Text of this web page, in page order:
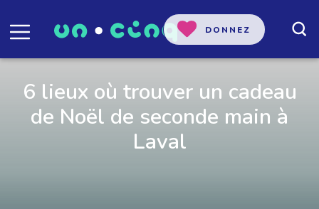
DONNEZ
6 lieux où trouver un cadeau
de Noël de seconde main à
Laval